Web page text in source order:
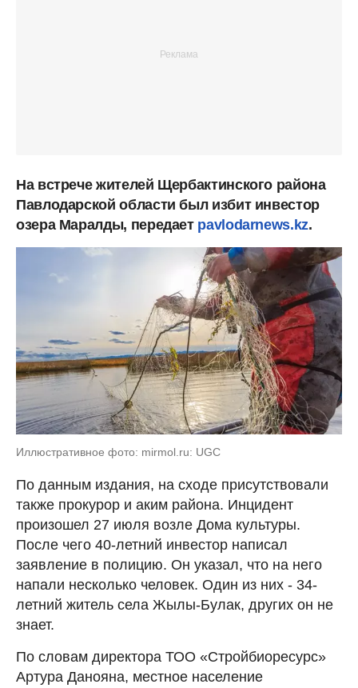
На встрече жителей Щербактинского района
Павлодарской области был избит инвестор
озера Маралды, передает pavlodarnews.kz.
Иллюстративное фото: mirmol.ru: UGC
По данным издания, на сходе присутствовали
также прокурор и аким района. Инцидент
произошел 27 июля возле Дома культуры.
После чего 40-летний инвестор написал
заявление в полицию. Он указал, что на него
напали несколько человек. Один из них - 34-
летний житель села Жылы-Булак, других он не
знает.
По словам директора ТОО «Стройбиоресурс»
Артура Данояна, местное население